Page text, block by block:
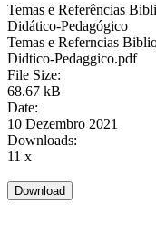
Temas e Referências
Didático-Pedagógico
Temas e Referncias
Didtico-Pedaggico.pdf
File Size:
68.67 kB
Date:
10 Dezembro 2021
Downloads:
11 x